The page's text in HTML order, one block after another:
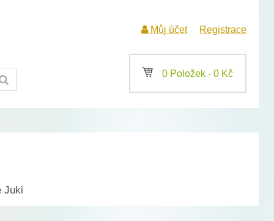
Můj účet Registrace
a 0 Položek - 0 Kč
Juki